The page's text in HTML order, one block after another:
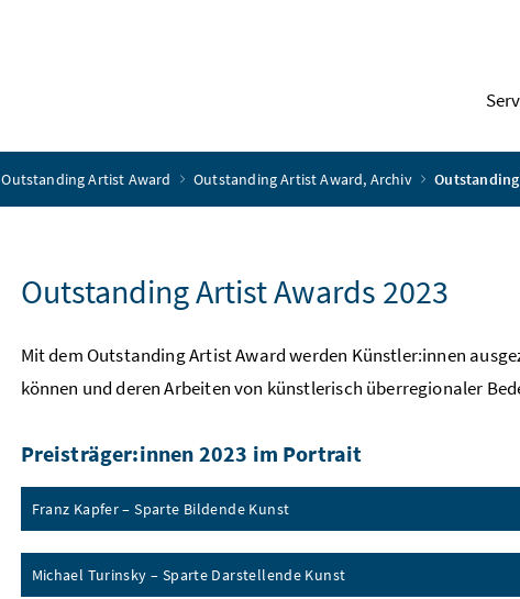
Outstanding Artist Award Outstanding Artist Award, Archiv
Outstanding Artist Awards 2023
Mit dem Outstanding Artist Award werden Künstler:innen
können und deren Arbeiten von künstlerisch überregionaler
Preisträger:innen 2023 im Portrait
Franz Kapfer – Sparte Bildende Kunst
Michael Turinsky – Sparte Darstellende Kunst